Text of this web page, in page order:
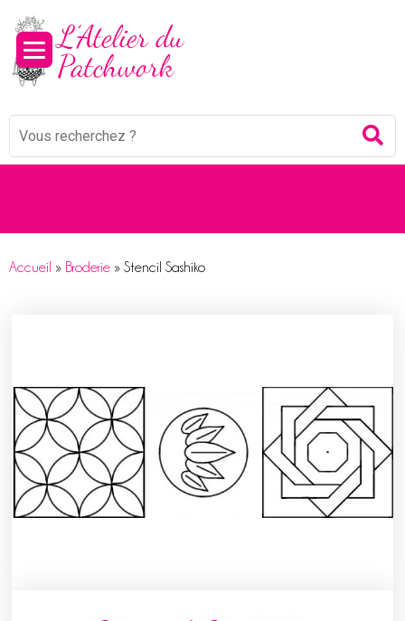
Mots
Accueil » Broderie » Stencil Sashiko